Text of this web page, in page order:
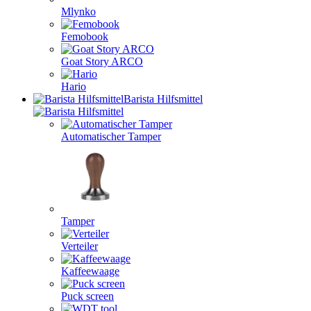
Mlynko
Femobook
Goat Story ARCO
Hario
Barista Hilfsmittel
Automatischer Tamper
Tamper
Verteiler
Kaffeewaage
Puck screen